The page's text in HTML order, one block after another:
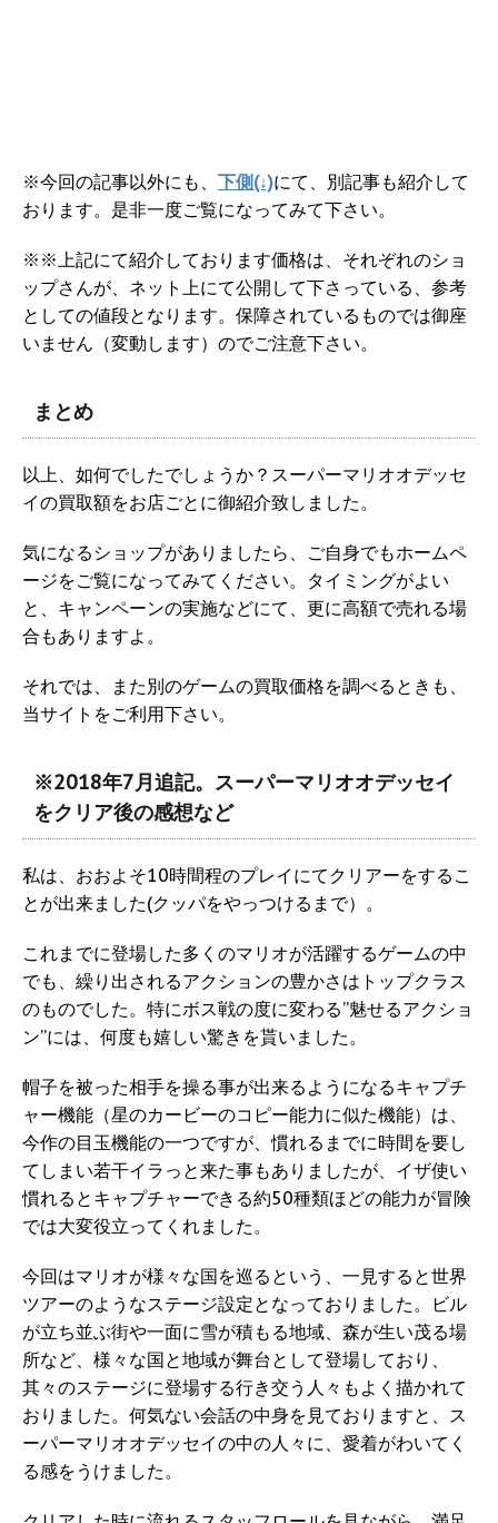
※今回の記事以外にも、 下側(↓)にて、別記事も紹介して
おります。是非一度ご覧になってみて下さい。
※※上記にて紹介しております価格は、それぞれのショ
ップさんが、ネット上にて公開して下さっている、参考
としての値段となります。保障されているものでは御座
いません（変動します）のでご注意下さい。
まとめ
以上、如何でしたでしょうか？スーパーマリオオデッセ
イの買取額をお店ごとに御紹介致しました。
気になるショップがありましたら、ご自身でもホームペ
ージをご覧になってみてください。タイミングがよい
と、キャンペーンの実施などにて、更に高額で売れる場
合もありますよ。
それでは、また別のゲームの買取価格を調べるときも、
当サイトをご利用下さい。
※2018年7月追記。スーパーマリオオデッセイ
をクリア後の感想など
私は、おおよそ10時間程のプレイにてクリアーをするこ
とが出来ました(クッパをやっつけるまで）。
これまでに登場した多くのマリオが活躍するゲームの中
でも、繰り出されるアクションの豊かさはトップクラス
のものでした。特にボス戦の度に変わる”魅せるアクショ
ン”には、何度も嬉しい驚きを貰いました。
帽子を被った相手を操る事が出来るようになるキャプチ
ャー機能（星のカービーのコピー能力に似た機能）は、
今作の目玉機能の一つですが、慣れるまでに時間を要し
てしまい若干イラっと来た事もありましたが、イザ使い
慣れるとキャプチャーできる約50種類ほどの能力が冒険
では大変役立ってくれました。
今回はマリオが様々な国を巡るという、一見すると世界
ツアーのようなステージ設定となっておりました。ビル
が立ち並ぶ街や一面に雪が積もる地域、森が生い茂る場
所など、様々な国と地域が舞台として登場しており、
其々のステージに登場する行き交う人々もよく描かれて
おりました。何気ない会話の中身を見ておりますと、ス
ーパーマリオオデッセイの中の人々に、愛着がわいてく
る感をうけました。